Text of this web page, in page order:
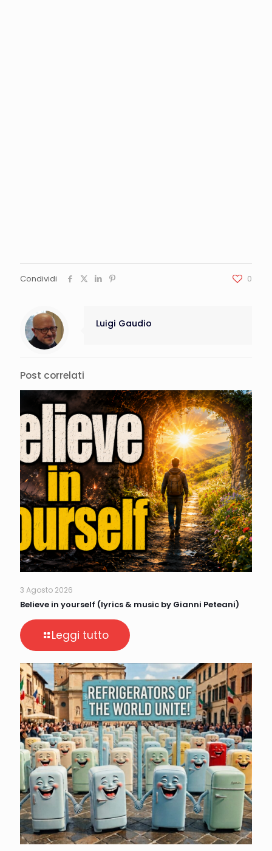
Condividi 0
Luigi Gaudio
Post correlati
3 Agosto 2026
Believe in yourself (lyrics & music by Gianni Peteani)
Leggi tutto